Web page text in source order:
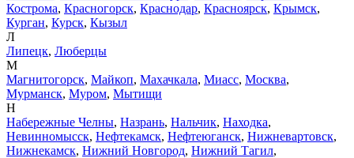
Кострома, Красногорск, Краснодар, Красноярск, Крымск,
Курган, Курск, Кызыл
Л
Липецк, Люберцы
М
Магнитогорск, Майкоп, Махачкала, Миасс, Москва,
Мурманск, Муром, Мытищи
Н
Набережные Челны, Назрань, Нальчик, Находка,
Невинномысск, Нефтекамск, Нефтеюганск, Нижневартовск,
Нижнекамск, Нижний Новгород, Нижний Тагил,